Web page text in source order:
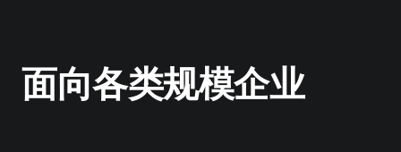
面向各类规模企业